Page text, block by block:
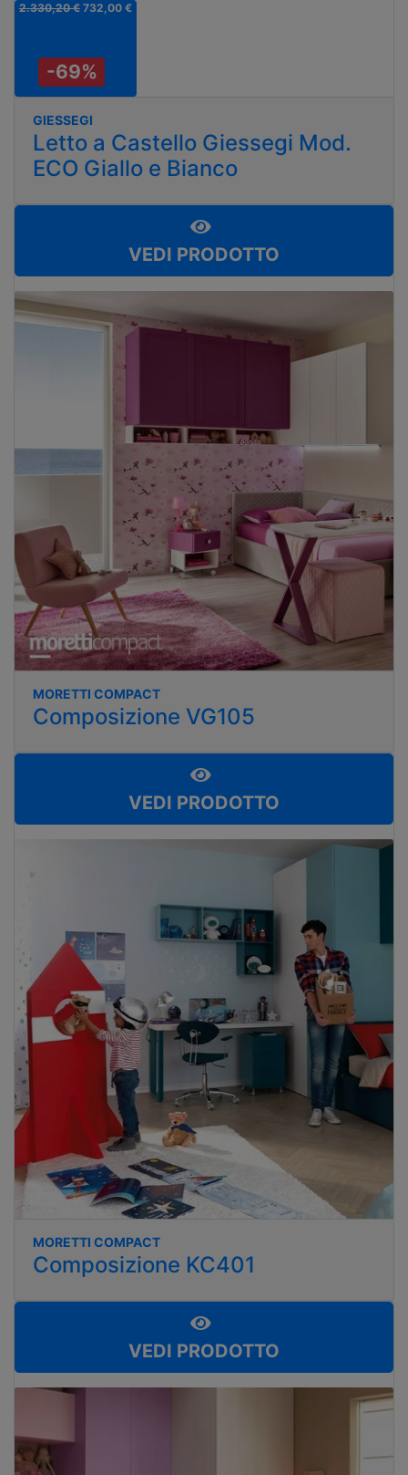
2.330,20 €732,00 €
-69%
GIESSEGI
Letto a Castello Giessegi Mod.
ECO Giallo e Bianco
VEDI PRODOTTO
MORETTI COMPACT
Composizione VG105
VEDI PRODOTTO
MORETTI COMPACT
Composizione KC401
VEDI PRODOTTO